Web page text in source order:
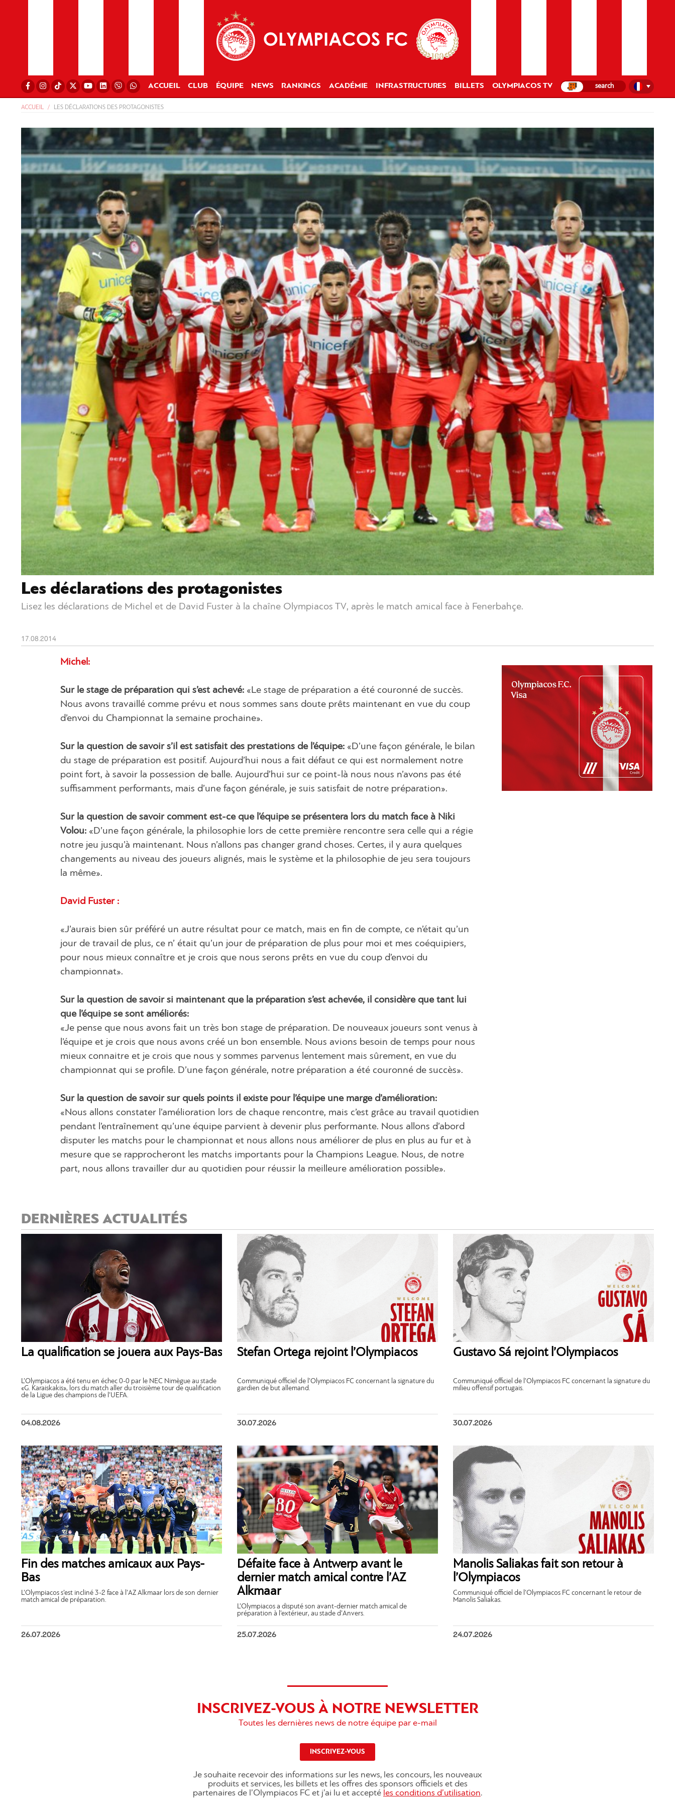
ACCUEIL CLUB ÉQUIPE NEWS RANKINGS ACADÉMIE INFRASTRUCTURES BILLETS OLYMPIACOS TV
ACCUEIL LES DÉCLARATIONS DES PROTAGONISTES
Les déclarations des protagonistes
Lisez les déclarations de Michel et de David Fuster à la chaîne Olympiacos TV, après le match amical face à Fenerbahçe.
17.08.2014
Michel:
Sur le stage de préparation qui s’est achevé: «Le stage de préparation a été couronné de succès.
Nous avons travaillé comme prévu et nous sommes sans doute prêts maintenant en vue du coup
d’envoi du Championnat la semaine prochaine».
Sur la question de savoir s’il est satisfait des prestations de l’équipe: «D’une façon générale, le bilan
du stage de préparation est positif. Aujourd’hui nous a fait défaut ce qui est normalement notre
point fort, à savoir la possession de balle. Aujourd’hui sur ce point-là nous nous n’avons pas été
suffisamment performants, mais d’une façon générale, je suis satisfait de notre préparation».
Sur la question de savoir comment est-ce que l’équipe se présentera lors du match face à Niki
Volou: «D’une façon générale, la philosophie lors de cette première rencontre sera celle qui a régie
notre jeu jusqu’à maintenant. Nous n’allons pas changer grand choses. Certes, il y aura quelques
changements au niveau des joueurs alignés, mais le système et la philosophie de jeu sera toujours
la même».
David Fuster :
«J’aurais bien sûr préféré un autre résultat pour ce match, mais en fin de compte, ce n’était qu’un
jour de travail de plus, ce n’ était qu’un jour de préparation de plus pour moi et mes coéquipiers,
pour nous mieux connaître et je crois que nous serons prêts en vue du coup d’envoi du
championnat».
Sur la question de savoir si maintenant que la préparation s’est achevée, il considère que tant lui
que l’équipe se sont améliorés:
«Je pense que nous avons fait un très bon stage de préparation. De nouveaux joueurs sont venus à
l’équipe et je crois que nous avons créé un bon ensemble. Nous avions besoin de temps pour nous
mieux connaitre et je crois que nous y sommes parvenus lentement mais sûrement, en vue du
championnat qui se profile. D’une façon générale, notre préparation a été couronné de succès».
Sur la question de savoir sur quels points il existe pour l’équipe une marge d’amélioration:
«Nous allons constater l’amélioration lors de chaque rencontre, mais c’est grâce au travail quotidien
pendant l’entraînement qu’une équipe parvient à devenir plus performante. Nous allons d’abord
disputer les matchs pour le championnat et nous allons nous améliorer de plus en plus au fur et à
mesure que se rapprocheront les matchs importants pour la Champions League. Nous, de notre
part, nous allons travailler dur au quotidien pour réussir la meilleure amélioration possible».
DERNIÈRES ACTUALITÉS
La qualification se jouera aux Pays-Bas
L’Olympiacos a été tenu en échec 0-0 par le NEC Nimègue au stade
«G. Karaiskakis», lors du match aller du troisième tour de qualification
de la Ligue des champions de l’UEFA.
04.08.2026
Stefan Ortega rejoint l’Olympiacos
Communiqué officiel de l’Olympiacos FC concernant la signature du
gardien de but allemand.
30.07.2026
Gustavo Sá rejoint l’Olympiacos
Communiqué officiel de l’Olympiacos FC concernant la signature du
milieu offensif portugais.
30.07.2026
Fin des matches amicaux aux Pays-
Bas
L’Olympiacos s’est incliné 3-2 face à l’AZ Alkmaar lors de son dernier
match amical de préparation.
26.07.2026
Défaite face à Antwerp avant le
dernier match amical contre l’AZ
Alkmaar
L’Olympiacos a disputé son avant-dernier match amical de
préparation à l’extérieur, au stade d’Anvers.
25.07.2026
Manolis Saliakas fait son retour à
l’Olympiacos
Communiqué officiel de l’Olympiacos FC concernant le retour de
Manolis Saliakas.
24.07.2026
INSCRIVEZ-VOUS À NOTRE NEWSLETTER
Toutes les dernières news de notre équipe par e-mail
INSCRIVEZ-VOUS
Je souhaite recevoir des informations sur les news, les concours, les nouveaux
produits et services, les billets et les offres des sponsors officiels et des
partenaires de l’Olympiacos FC et j’ai lu et accepté les conditions d’utilisation.